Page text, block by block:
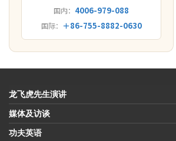
国内： 4006-979-088
国际： ＋86-755-8882-0630
龙飞虎先生演讲
媒体及访谈
功夫英语